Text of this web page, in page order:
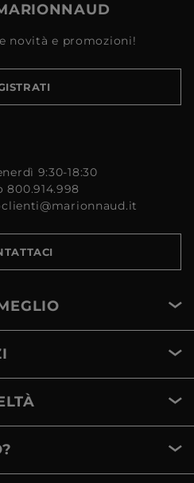
novità e promozioni!
9:30-18:30